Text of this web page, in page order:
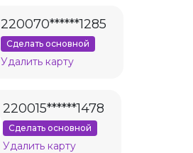
220070******1285
Сделать основной
Удалить карту
220015******1478
Сделать основной
Удалить карту